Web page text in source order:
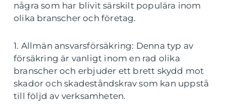
några som har blivit särskilt populära inom
olika branscher och företag.
1. Allmän ansvarsförsäkring: Denna typ av
försäkring är vanligt inom en rad olika
branscher och erbjuder ett brett skydd mot
skador och skadeståndskrav som kan uppstå
till följd av verksamheten.